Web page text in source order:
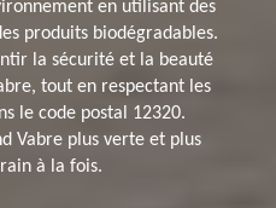
en utilisant des
produits biodégradables.
la sécurité et la beauté
tout en respectant les
le code postal 12320.
Vabre plus verte et plus
à la fois.